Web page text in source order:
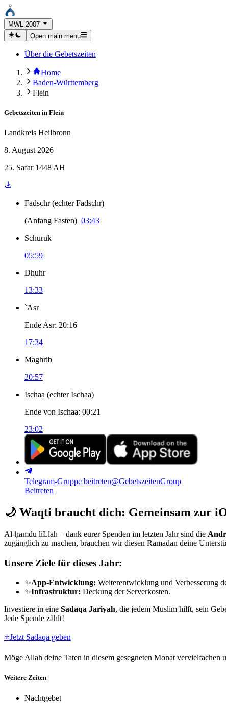
MWL 2007
Open main menu
Über die Gebetszeiten
Home
Baden-Württemberg
Flein
Gebetszeiten in Flein
Landkreis Heilbronn
8. August 2026
25. Safar 1448 AH
Fadschr (echter Fadschr)
(Anfang Fasten) 03:43
Schuruk
05:59
Dhuhr
13:33
`Asr
Ende Asr: 20:16
17:34
Maghrib
20:57
Ischaa (echter Ischaa)
Ende von Ischaa: 00:21
23:02
Telegram-Gruppe beitreten@GebetszeitenGroup
Beitreten
🌙 Waqti braucht dich: Gemeinsam zur
Al-ḥamdu liLlāh – dank eurer Spenden im letzten Jahr sind die
zugänglich zu machen, brauchen wir diesen Ramadan deine
Unsere Ziele für dieses Jahr:
✨App-Entwicklung: Weiterentwicklung und Verbesserung
✨Infrastruktur: Deckung der Serverkosten.
Investiere in eine Sadaqa Jariyah, die jedem Muslim hilft, sein
Jede Spende zählt!
⭐Jetzt Sadaqa geben
Möge Allah deine Taten in diesem gesegneten Monat vervielfachen
Weitere Zeiten
Nachtgebet